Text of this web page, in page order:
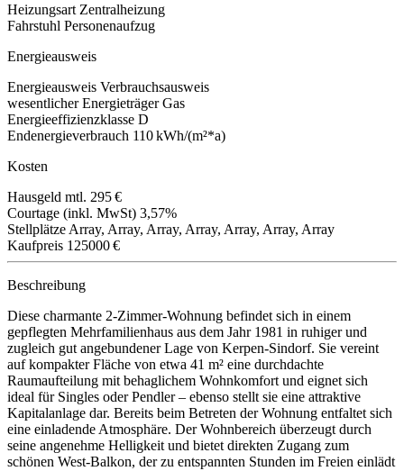
Heizungsart Zentralheizung
Fahrstuhl Personenaufzug
Energieausweis
Energieausweis Verbrauchsausweis
wesentlicher Energieträger Gas
Energieeffizienzklasse D
Endenergieverbrauch 110 kWh/(m²*a)
Kosten
Hausgeld mtl. 295 €
Courtage (inkl. MwSt) 3,57%
Stellplätze Array, Array, Array, Array, Array, Array, Array
Kaufpreis 125000 €
Beschreibung
Diese charmante 2-Zimmer-Wohnung befindet sich in einem
gepflegten Mehrfamilienhaus aus dem Jahr 1981 in ruhiger und
zugleich gut angebundener Lage von Kerpen-Sindorf. Sie vereint
auf kompakter Fläche von etwa 41 m² eine durchdachte
Raumaufteilung mit behaglichem Wohnkomfort und eignet sich
ideal für Singles oder Pendler – ebenso stellt sie eine attraktive
Kapitalanlage dar. Bereits beim Betreten der Wohnung entfaltet sich
eine einladende Atmosphäre. Der Wohnbereich überzeugt durch
seine angenehme Helligkeit und bietet direkten Zugang zum
schönen West-Balkon, der zu entspannten Stunden im Freien einlädt